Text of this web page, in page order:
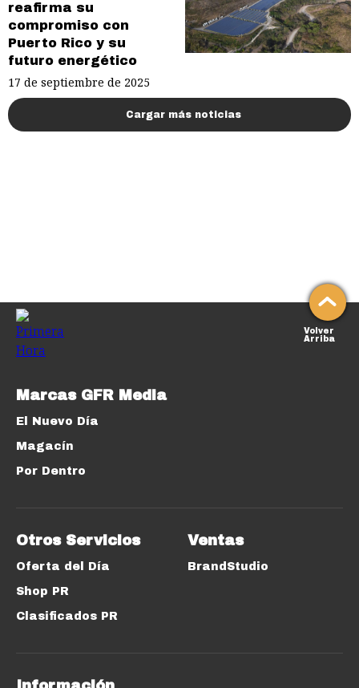
reafirma su
compromiso con
Puerto Rico y su
futuro energético
17 de septiembre de 2025
Cargar más noticias
Volver
Arriba
Marcas GFR Media
El Nuevo Día
Magacín
Por Dentro
Otros Servicios
Oferta del Día
Shop PR
Clasificados PR
Ventas
BrandStudio